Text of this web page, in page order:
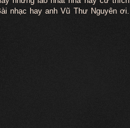
nhạc hay anh Vũ Thư Nguyên ơi.